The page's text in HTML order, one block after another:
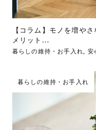
【コラム】モノを増や
メリット...
暮らしの維持・お手入れ, 安
暮らしの維持・お手入れ